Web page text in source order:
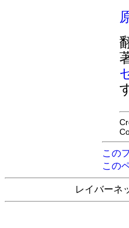
この
この
レイバーネ